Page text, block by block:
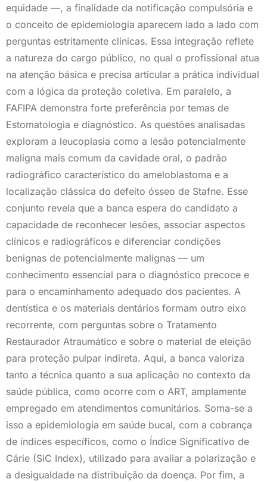
equidade —, a finalidade da notificação compulsória e
o conceito de epidemiologia aparecem lado a lado com
perguntas estritamente clínicas. Essa integração reflete
a natureza do cargo público, no qual o profissional atua
na atenção básica e precisa articular a prática individual
com a lógica da proteção coletiva. Em paralelo, a
FAFIPA demonstra forte preferência por temas de
Estomatologia e diagnóstico. As questões analisadas
exploram a leucoplasia como a lesão potencialmente
maligna mais comum da cavidade oral, o padrão
radiográfico característico do ameloblastoma e a
localização clássica do defeito ósseo de Stafne. Esse
conjunto revela que a banca espera do candidato a
capacidade de reconhecer lesões, associar aspectos
clínicos e radiográficos e diferenciar condições
benignas de potencialmente malignas — um
conhecimento essencial para o diagnóstico precoce e
para o encaminhamento adequado dos pacientes. A
dentística e os materiais dentários formam outro eixo
recorrente, com perguntas sobre o Tratamento
Restaurador Atraumático e sobre o material de eleição
para proteção pulpar indireta. Aqui, a banca valoriza
tanto a técnica quanto a sua aplicação no contexto da
saúde pública, como ocorre com o ART, amplamente
empregado em atendimentos comunitários. Soma-se a
isso a epidemiologia em saúde bucal, com a cobrança
de índices específicos, como o Índice Significativo de
Cárie (SiC Index), utilizado para avaliar a polarização e
a desigualdade na distribuição da doença. Por fim, a